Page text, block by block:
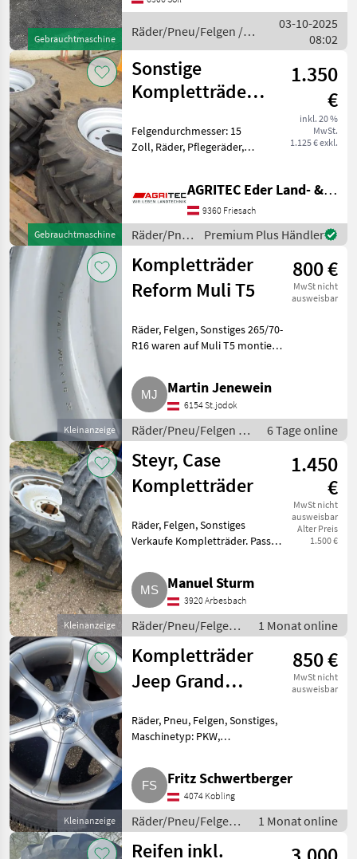
Gebrauchtmaschine
Zoll, Räder, Felgen,
Kompletträde
Räder/Pneu/Felgen /
Sonstige
03-10-2025
08:02
Gebrauchtmaschine
Sonstige
Kompletträder
Felge 9.00x15,3
ET 4
1.350
€
inkl. 20 %
MwSt.
1.125 € exkl.
Felgendurchmesser: 15
Zoll, Räder, Pflegeräder,
10.0/75-15, 3 Felge 9.00x15,
3 ET 40 passend zu Schäffer
Hoflader 2036
AGRITEC Eder Land- & Forsttechnik GmbH
9360 Friesach
Räder/Pneu/Felgen
/ Sonstige
Premium Plus Händler
Kleinanzeige
Kompletträder
Reform Muli T5
800 €
MwSt nicht
ausweisbar
Räder, Felgen, Sonstiges 265/70-
R16 waren auf Muli T5 montiert,
Profil ca. 70 %, 2 Stk..
Räder/Pneu/Felgen
Kompletträder
Martin Jenewein
6154 St.jodok
Räder/Pneu/Felgen /
Kompletträder
6 Tage online
Kleinanzeige
Steyr, Case
Kompletträder
1.450
€
MwSt nicht
ausweisbar
Alter Preis
1.500 €
Räder, Felgen, Sonstiges
Verkaufe Kompletträder. Passen
CS 58 bis 75. Reifen hinten,
340/85 R36, ca. 40 % Profil.
Reifen vorne, 320/85
Manuel Sturm
3920 Arbesbach
Räder/Pneu/Felgen /
Kompletträder
1 Monat online
Kleinanzeige
Kompletträder
Jeep Grand
850 €
MwSt nicht
ausweisbar
Räder, Pneu, Felgen, Sonstiges,
Maschinetyp: PKW,
Zoll Kompletträder mit
295/40R-20 für Grand Cherokee
oder andere mit passendem
Lochkreis.
Fritz Schwertberger
4074 Kobling
Räder/Pneu/Felgen /
Kompletträder
1 Monat online
Reifen inkl.